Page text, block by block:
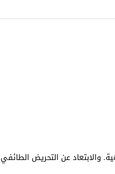
والابتعاد عن التحريض الطائفي